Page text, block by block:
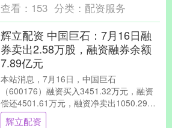
查看： 153 分类： 配资服务
辉立配资 中国巨石：7月16日融
券卖出2.58万股，融资融券余额
7.89亿元
本站消息，7月16日，中国巨石
（600176）融资买入3451.32万元，融资
偿还4501.61万元，融资净卖出1050.29万
元，融资余额7.87亿元，近20....
辉立配资